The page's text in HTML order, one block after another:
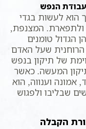
הנפש
הוא לעשות בגדי
ולתפארת. המצנפת,
הגדול טומנים
הרוחנית שעל האדם
של תיקון בנפש
המעשה. כאשר
וענווה, הוא
שבליבו ולפגוש
הקבלה